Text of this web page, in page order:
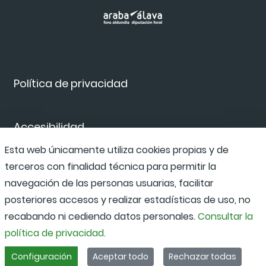
Política de privacidad
Accesibilidad
Canal de denuncias
Esta web únicamente utiliza cookies propias y de
terceros con finalidad técnica para permitir la
navegación de las personas usuarias, facilitar
posteriores accesos y realizar estadísticas de uso, no
recabando ni cediendo datos personales.Consultar la
política de privacidad.
Configuración Aceptar todo Rechazar todas